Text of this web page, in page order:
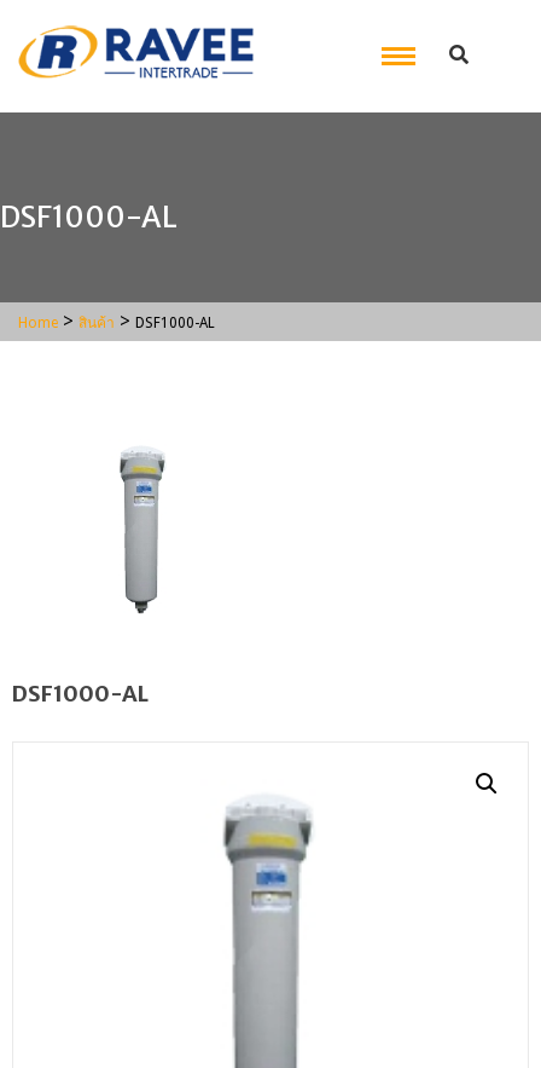
DSF1000-AL
Home > สินค้า > DSF1000-AL
DSF1000-AL